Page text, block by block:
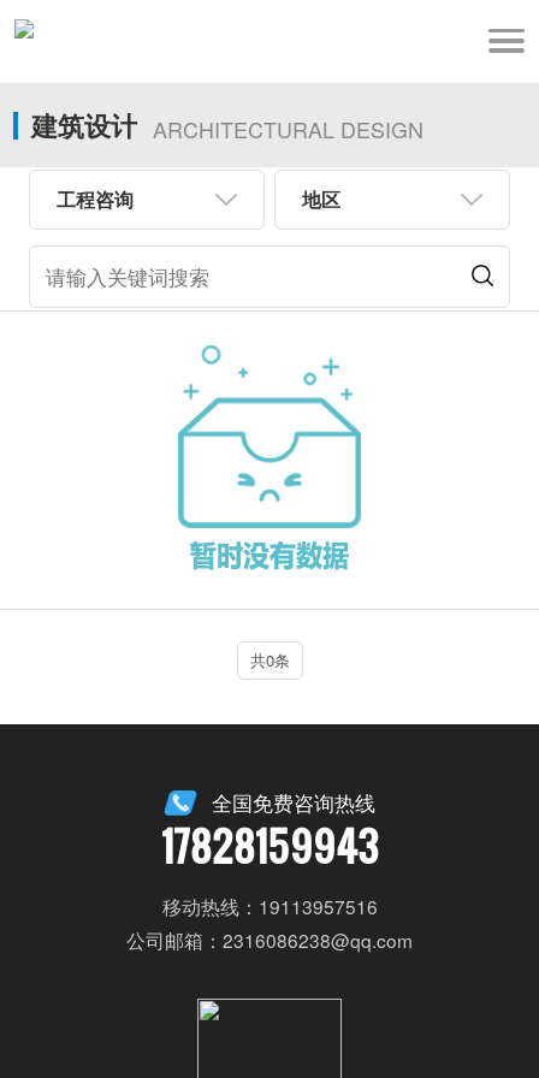
建筑设计 ARCHITECTURAL DESIGN
工程咨询 地区
共0条
全国免费咨询热线
17828159943
移动热线：19113957516
公司邮箱：2316086238@qq.com